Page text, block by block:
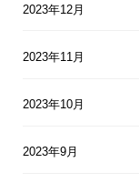
2023年12月
2023年11月
2023年10月
2023年9月